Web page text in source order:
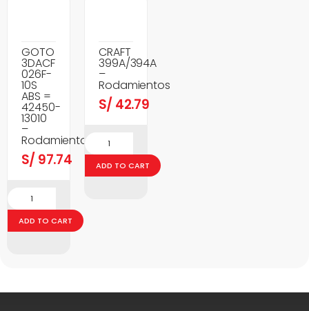
GOTO
3DACF
026F-
10S
ABS =
42450-
13010
–
Rodamientos
S/ 97.74
ADD TO CART
CRAFT
399A/394A
–
Rodamientos
S/ 42.79
ADD TO CART